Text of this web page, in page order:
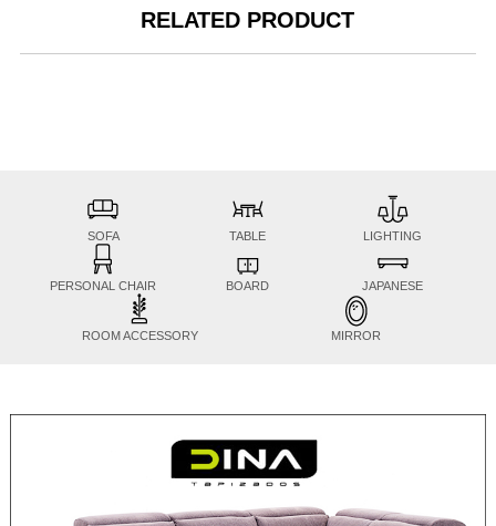
RELATED PRODUCT
SOFA TABLE LIGHTING
PERSONAL CHAIR BOARD JAPANESE
ROOM ACCESSORY MIRROR